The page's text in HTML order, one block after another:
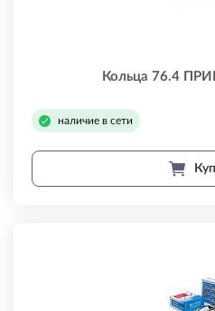
Кольца 76.4
наличие в сети